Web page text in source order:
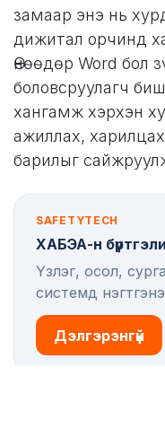
замаар энэ нь
дижитал орчинд
Өнөөдөр Word бол
боловсруулагч
хангамж хэрхэн
ажиллах,
барилыг
SAFETYTECH
ХАБЭА-н
Үзлэг, осол,
системд
Дэлгэрэнгүй